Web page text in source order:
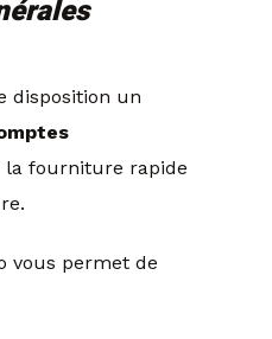
disposition un
la fourniture rapide
vous permet de